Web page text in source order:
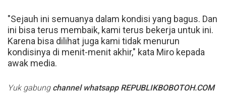
"Sejauh ini semuanya dalam kondisi yang bagus. Dan
ini bisa terus membaik, kami terus bekerja untuk ini.
Karena bisa dilihat juga kami tidak menurun
kondisinya di menit-menit akhir," kata Miro kepada
awak media.
Yuk gabung channel whatsapp REPUBLIKBOBOTOH.COM